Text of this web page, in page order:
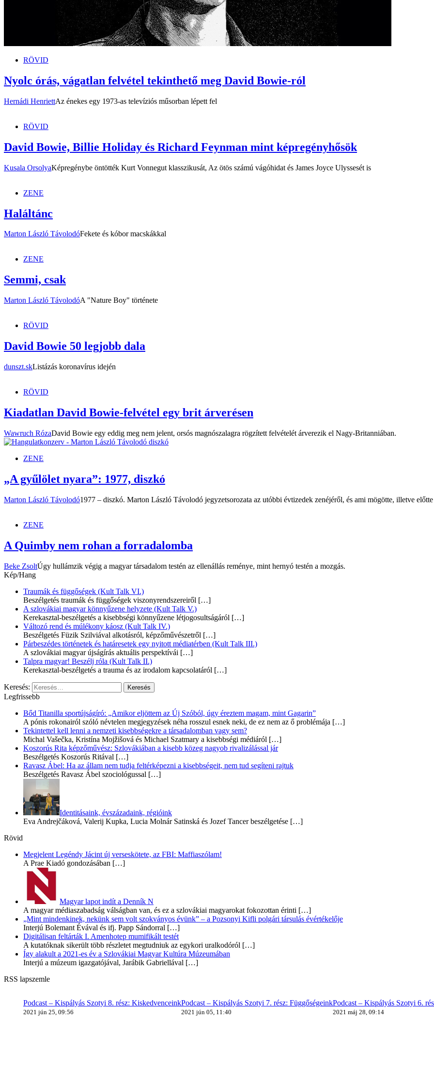
RÖVID
Nyolc órás, vágatlan felvétel tekinthető meg David Bowie-ról
Hernádi HenriettAz énekes egy 1973-as televíziós műsorban lépett fel
RÖVID
David Bowie, Billie Holiday és Richard Feynman mint képregényhősök
Kusala OrsolyaKépregénybe öntötték Kurt Vonnegut klasszikusát, Az ötös számú vágóhidat és James Joyce Ulyssesét is
ZENE
Haláltánc
Marton László TávolodóFekete és kóbor macskákkal
ZENE
Semmi, csak
Marton László TávolodóA "Nature Boy" története
RÖVID
David Bowie 50 legjobb dala
dunszt.skListázás koronavírus idején
RÖVID
Kiadatlan David Bowie-felvétel egy brit árverésen
Wawruch RózaDavid Bowie egy eddig meg nem jelent, orsós magnószalagra rögzített felvételét árverezik el Nagy-Britanniában.
ZENE
„A gyűlölet nyara”: 1977, diszkó
Marton László Távolodó1977 – diszkó. Marton László Távolodó jegyzetsorozata az utóbbi évtizedek zenéjéről, és ami mögötte, illetve
ZENE
A Quimby nem rohan a forradalomba
Beke ZsoltÚgy hullámzik végig a magyar társadalom testén az ellenállás reménye, mint hernyó testén a mozgás.
Kép/Hang
Traumák és függőségek (Kult Talk VI.)
Beszélgetés traumák és függőségek viszonyrendszereiről […]
A szlovákiai magyar könnyűzene helyzete (Kult Talk V.)
Kerekasztal-beszélgetés a kisebbségi könnyűzene létjogosultságáról […]
Változó rend és múlékony káosz (Kult Talk IV.)
Beszélgetés Füzik Szilviával alkotásról, képzőművészetről […]
Párbeszédes történetek és határesetek egy nyitott médiatérben (Kult Talk III.)
A szlovákiai magyar újságírás aktuális perspektívái […]
Talpra magyar! Beszélj róla (Kult Talk II.)
Kerekasztal-beszélgetés a trauma és az irodalom kapcsolatáról […]
Keresés:
Legfrissebb
Bőd Titanilla sportújságíró: „Amikor eljöttem az Új Szóból, úgy éreztem magam, mint Gagarin”
A pónis rokonairól szóló névtelen megjegyzések néha rosszul esnek neki, de ez nem az ő problémája […]
Tekintettel kell lenni a nemzeti kisebbségekre a társadalomban vagy sem?
Michal Vašečka, Kristína Mojžišová és Michael Szatmary a kisebbségi médiáról […]
Koszorús Rita képzőművész: Szlovákiában a kisebb közeg nagyob rivalizálással jár
Beszélgetés Koszorús Ritával […]
Ravasz Ábel: Ha az állam nem tudja feltérképezni a kisebbségeit, nem tud segíteni rajtuk
Beszélgetés Ravasz Ábel szociológussal […]
Identitásaink, évszázadaink, régióink
Eva Andrejčáková, Valerij Kupka, Lucia Molnár Satinská és Jozef Tancer beszélgetése […]
Rövid
Megjelent Legéndy Jácint új verseskötete, az FBI: Maffiaszólam!
A Prae Kiadó gondozásában […]
Magyar lapot indít a Denník N
A magyar médiaszabadság válságban van, és ez a szlovákiai magyarokat fokozottan érinti […]
„Mint mindenkinek, nekünk sem volt szokványos évünk” – a Pozsonyi Kifli polgári társulás évértékelője
Interjú Bolemant Évával és ifj. Papp Sándorral […]
Digitálisan feltárták I. Amenhotep mumifikált testét
A kutatóknak sikerült több részletet megtudniuk az egykori uralkodóról […]
Így alakult a 2021-es év a Szlovákiai Magyar Kultúra Múzeumában
Interjú a múzeum igazgatójával, Jarábik Gabriellával […]
RSS lapszemle
Podcast – Kispályás Szotyi 8. rész: Kiskedvenceink
2021 jún 25, 09:56
Podcast – Kispályás Szotyi 7. rész: Függőségeink
2021 jún 05, 11:40
Podcast – Kispályás Szotyi 6.
2021 máj 28, 09:14